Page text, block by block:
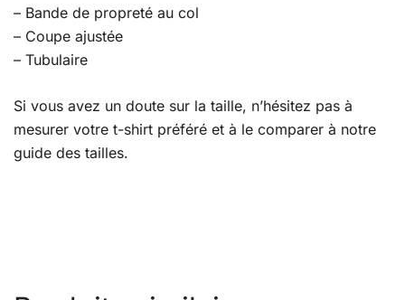
– Bande de propreté au col
– Coupe ajustée
– Tubulaire
Si vous avez un doute sur la taille, n’hésitez pas à
mesurer votre t-shirt préféré et à le comparer à notre
guide des tailles.